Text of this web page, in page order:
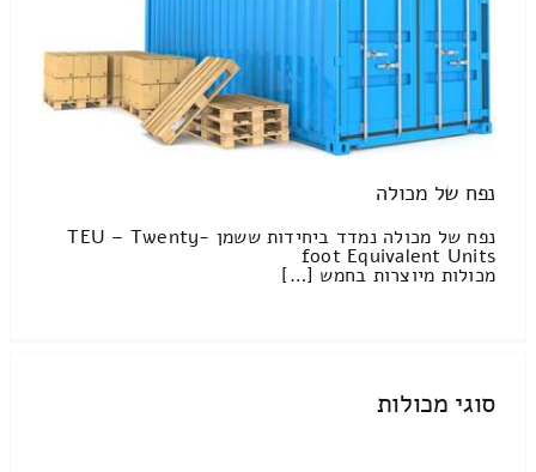
נפח של מכולה
נפח של מכולה נמדד ביחידות ששמן TEU – Twenty-
foot Equivalent Units
מכולות מיוצרות בחמש […]
סוגי מכולות